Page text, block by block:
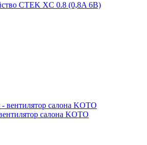
CTEK XC 0.8 (0,8A 6В)
салона KOTO